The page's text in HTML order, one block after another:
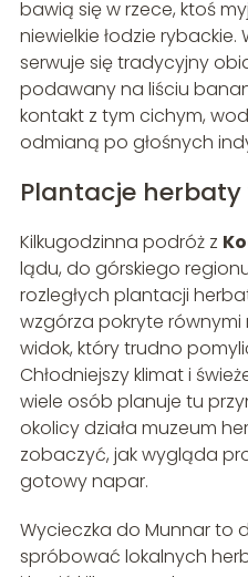
bawią się w rzece, ktoś
niewielkie łodzie
serwuje się tradycyjny
podawany na liściu
kontakt z tym cichym,
odmianą po głośnych
Plantacje
Kilkugodzinna podróż z
lądu, do górskiego
rozległych plantacji
wzgórza pokryte
widok, który trudno
Chłodniejszy klimat i
wiele osób planuje tu
okolicy działa muzeum
zobaczyć, jak wygląda
gotowy napar.
Wycieczka do Munnar to
spróbować lokalnych